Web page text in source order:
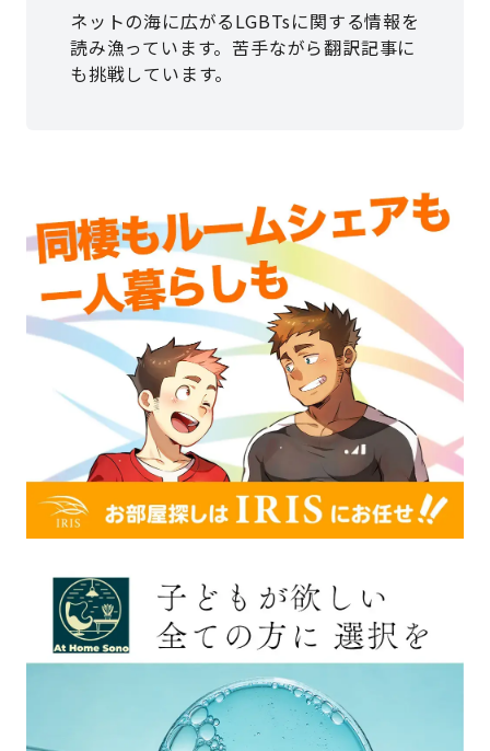
ネットの海に広がるLGBTsに関する情報を
読み漁っています。苦手ながら翻訳記事に
も挑戦しています。